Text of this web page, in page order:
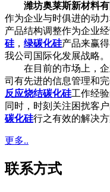
潍坊奥莱斯新材料有
作为企业与时俱进的动
产品结构调整作为企业
硅 ， 绿碳化硅产品来赢
我公司国际化发展战略。
在目前的市场上，企
司有先进的信息管理和
反应烧结碳化硅工作经
同时，时刻关注困扰客
碳化硅行之有效的解决方
更多..
联系方式